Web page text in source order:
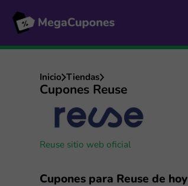
Inicio Tiendas
Cupones Reuse
Reuse sitio web oficial
Cupones para Reuse de hoy